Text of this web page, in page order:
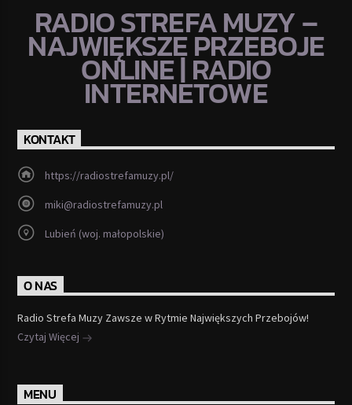
RADIO STREFA MUZY –
NAJWIĘKSZE PRZEBOJE
ONLINE | RADIO
INTERNETOWE
KONTAKT
https://radiostrefamuzy.pl/
miki@radiostrefamuzy.pl
Lubień (woj. małopolskie)
O NAS
Radio Strefa Muzy Zawsze w Rytmie Największych Przebojów!
Czytaj Więcej
MENU